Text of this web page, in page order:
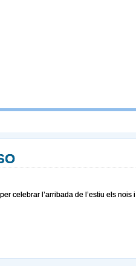
celebrar l’arribada de l’estiu els